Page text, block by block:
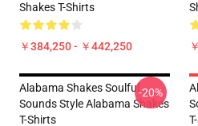
Shakes T-Shirts
￥384,250 - ￥442,250
Alabama Shakes Soulful
Sounds Style Alabama Shakes
T-Shirts
-20%